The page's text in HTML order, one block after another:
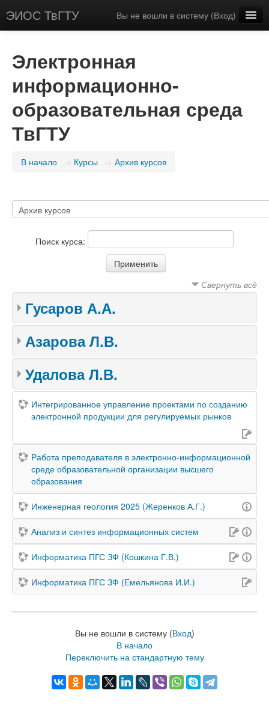
ЭИОС ТвГТУ Вы не вошли в систему (Вход)
Электронная
информационно-
образовательная среда
ТвГТУ
В начало → Курсы → Архив курсов
Поиск курса:
Свернуть всё
Гусаров А.А.
Азарова Л.В.
Удалова Л.В.
Интегрированное управление проектами по созданию
электронной продукции для регулируемых рынков
Работа преподавателя в электронно-информационной
среде образовательной организации высшего
образования
Инженерная геология 2025 (Жеренков А.Г.)
Анализ и синтез информационных систем
Информатика ПГС ЗФ (Кошкина Г.В,)
Информатика ПГС ЗФ (Емельянова И.И.)
Вы не вошли в систему (Вход)
В начало
Переключить на стандартную тему